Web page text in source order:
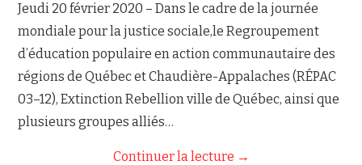
Jeudi 20 février 2020 – Dans le cadre de la journée
mondiale pour la justice sociale,le Regroupement
d’éducation populaire en action communautaire des
régions de Québec et Chaudière-Appalaches (RÉPAC
03–12), Extinction Rebellion ville de Québec, ainsi que
plusieurs groupes alliés…
Continuer la lecture →